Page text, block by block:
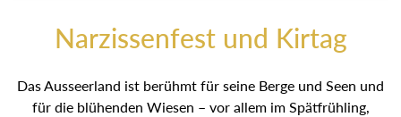
Narzissenfest und Kirtag
Das Ausseerland ist berühmt für seine Berge und Seen
und für die blühenden Wiesen – vor allem im Spätfrühling,